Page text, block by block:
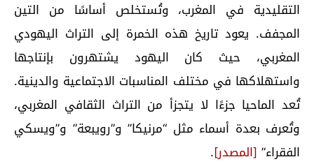
التقليدية في المغرب، وتُستخلص أساسًا من التين
المجفف. يعود تاريخ هذه الخمرة إلى التراث اليهودي
المغربي، حيث كان اليهود يشتهرون بإنتاجها
واستهلاكها في مختلف المناسبات الاجتماعية والدينية.
تُعد الماحيا جزءًا لا يتجزأ من التراث الثقافي المغربي،
وتُعرف بعدة أسماء مثل “مرنيكا” و”رويبعة” و”ويسكي
الفقراء” [المصدر].